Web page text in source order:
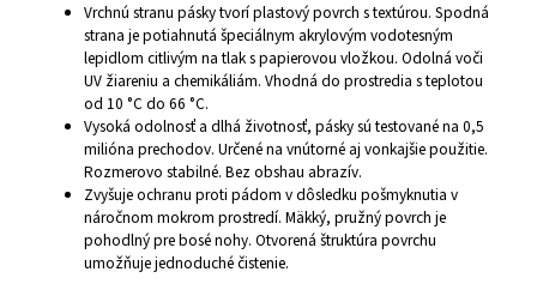
Vrchnú stranu pásky tvorí plastový povrch s textúrou. Spodná
strana je potiahnutá špeciálnym akrylovým vodotesným
lepidlom citlivým na tlak s papierovou vložkou. Odolná voči
UV žiareniu a chemikáliám. Vhodná do prostredia s teplotou
od 10 °C do 66 °C.
Vysoká odolnosť a dlhá životnosť, pásky sú testované na 0,5
milióna prechodov. Určené na vnútorné aj vonkajšie použitie.
Rozmerovo stabilné. Bez obshau abrazív.
Zvyšuje ochranu proti pádom v dôsledku pošmyknutia v
náročnom mokrom prostredí. Mäkký, pružný povrch je
pohodlný pre bosé nohy. Otvorená štruktúra povrchu
umožňuje jednoduché čistenie.